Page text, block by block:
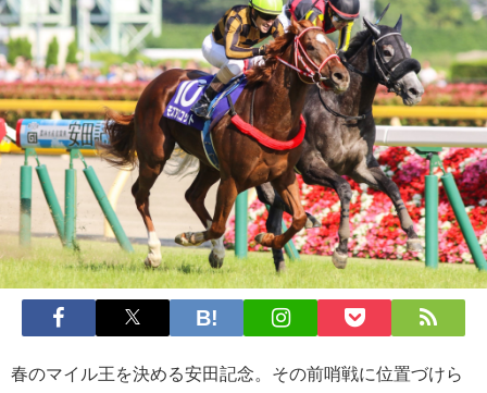
春のマイル王を決める安田記念。その前哨戦に位置づけら